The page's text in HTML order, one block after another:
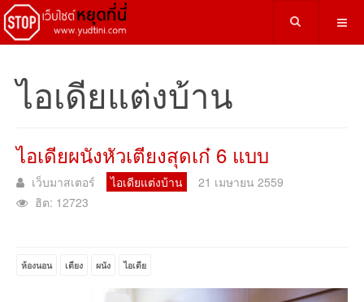
ไอเดียแต่งบ้าน
ไอเดียผนังหัวเตียงสุดเก๋ 6 แบบ
เว็บมาสเตอร์ ไอเดียแต่งบ้าน
21 เมษายน 2559
ฮิต: 12723
ห้องนอน เตียง ผนัง ไอเดีย